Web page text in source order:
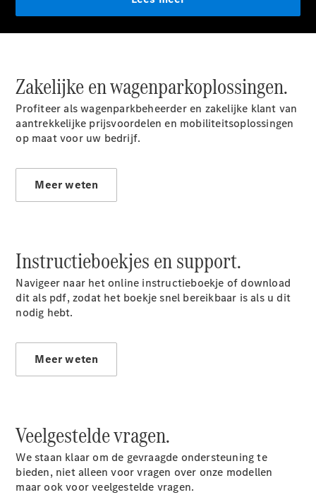
Elektrisch
S-Klasse
Lang
Mercedes-
Maybach S-
Klasse
Configurator
Mercedes-
EQA
Elektrisch
EQE
SUV
Maybach
EQS SUV
Elektrisch
GLA
GLA
Nieuw
GLA Nieuw Elektrisch
Zakelijke en wagenparkoplossingen.
Profiteer als wagenparkbeheerder en zakelijke klant van
aantrekkelijke prijsvoordelen en mobiliteitsoplossingen
op maat voor uw bedrijf.
Meer weten
Instructieboekjes en support.
Navigeer naar het online instructieboekje of download
dit als pdf, zodat het boekje snel bereikbaar is als u dit
nodig hebt.
Meer weten
Veelgestelde vragen.
We staan klaar om de gevraagde ondersteuning te
bieden, niet alleen voor vragen over onze modellen
maar ook voor veelgestelde vragen.